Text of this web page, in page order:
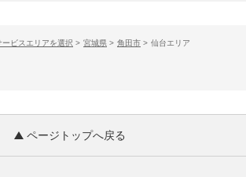
ービスエリアを選択 > 宮城県 > 角田市 > 仙台エリア
ページトップへ戻る